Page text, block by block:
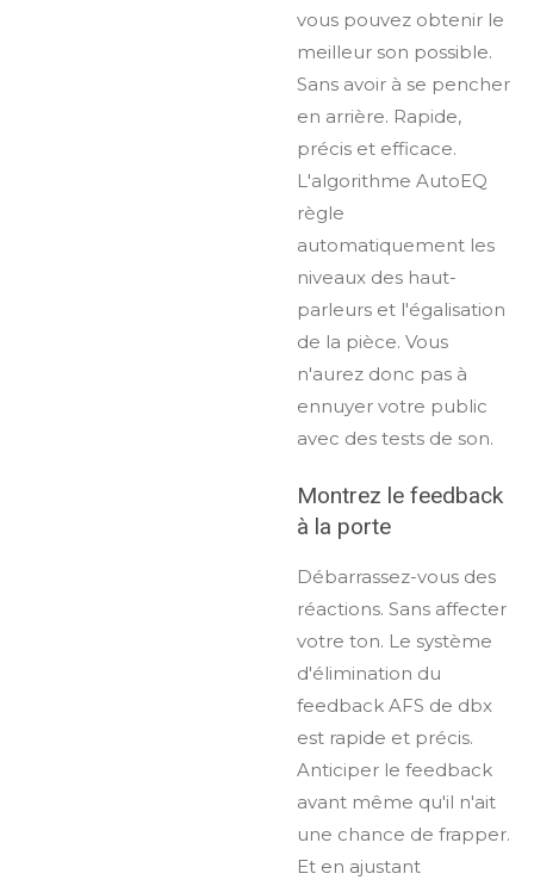
vous pouvez obtenir le
meilleur son possible.
Sans avoir à se pencher
en arrière. Rapide,
précis et efficace.
L'algorithme AutoEQ
règle
automatiquement les
niveaux des haut-
parleurs et l'égalisation
de la pièce. Vous
n'aurez donc pas à
ennuyer votre public
avec des tests de son.
Montrez le feedback
à la porte
Débarrassez-vous des
réactions. Sans affecter
votre ton. Le système
d'élimination du
feedback AFS de dbx
est rapide et précis.
Anticiper le feedback
avant même qu'il n'ait
une chance de frapper.
Et en ajustant